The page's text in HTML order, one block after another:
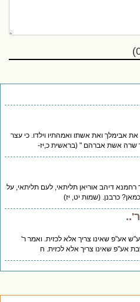
ואת אשתו ואמהתיו וילדו. כי עצר
אשת אברהם " (בראשית כ,יז-
דיהב אוריאן תליתאי, לעם תליתאי, על
כרבנן. (שמות יט, יז)
שאינו צריך אלא לכזית. ואמר ר'
שאינו צריך אלא לכזית. ח